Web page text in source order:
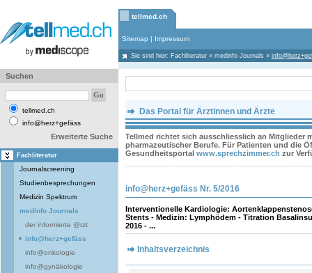
tellmed.ch
Sitemap | Impressum
Sie sind hier: Fachliteratur » medinfo Journals »
Suchen
tellmed.ch
info@herz+gefäss
Erweiterte Suche
Fachliteratur
Journalscreening
Studienbesprechungen
Medizin Spektrum
medinfo Journals
der informierte @rzt
info@herz+gefäss
info@onkologie
info@gynäkologie
Das Portal für Ärztinnen und Ärzte
Tellmed richtet sich ausschliesslich an Mitglieder
pharmazeutischer Berufe. Für Patienten und die
Gesundheitsportal www.sprechzimmer.ch zur
info@herz+gefäss Nr. 5/2016
Interventionelle Kardiologie:
Stents - Medizin: Lymphödem - Titration
2016 - ...
Inhaltsverzeichnis